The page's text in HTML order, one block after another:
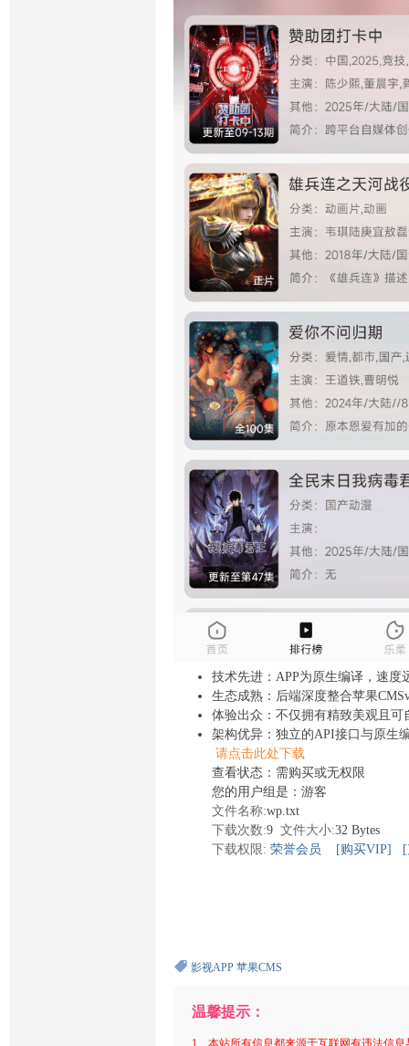
技术先进：APP为原生编译，速度
生态成熟：后端深度整合苹果
体验出众：不仅拥有精致美观且
架构优异：独立的API接口与原生
请点击此处下载
查看状态：需购买或无权限
您的用户组是：游客
文件名称:wp.txt
下载次数:9 文件大小:32 Bytes
下载权限: 荣誉会员 [购买VIP]
影视APP 苹果CMS
温馨提示：
1、本站所有信息都来源于互联网有违法信